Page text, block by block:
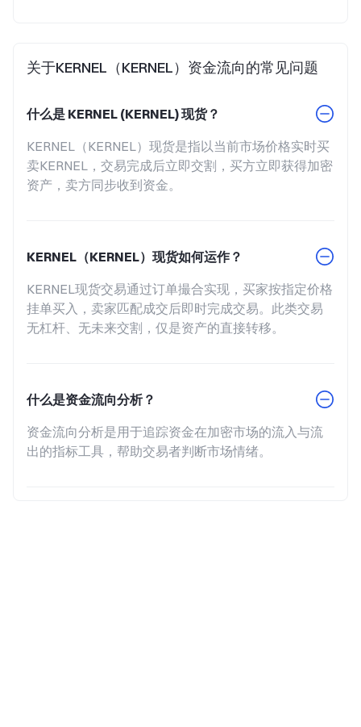
关于KERNEL（KERNEL）资金流向的常见问题
什么是 KERNEL (KERNEL) 现货？
KERNEL（KERNEL）现货是指以当前市场价格实时买
卖KERNEL，交易完成后立即交割，买方立即获得加密
资产，卖方同步收到资金。
KERNEL（KERNEL）现货如何运作？
KERNEL现货交易通过订单撮合实现，买家按指定价格
挂单买入，卖家匹配成交后即时完成交易。此类交易
无杠杆、无未来交割，仅是资产的直接转移。
什么是资金流向分析？
资金流向分析是用于追踪资金在加密市场的流入与流
出的指标工具，帮助交易者判断市场情绪。